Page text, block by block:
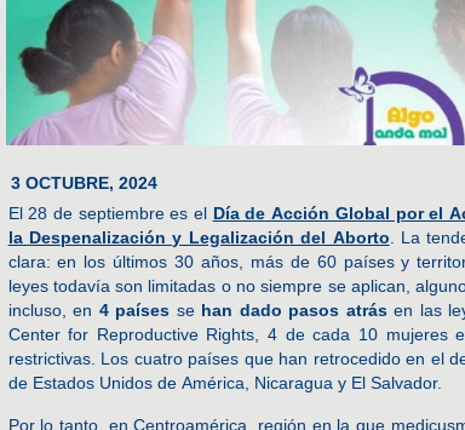
3 OCTUBRE, 2024
El 28 de septiembre es el Día de Acción Global por el
la Despenalización y Legalización del Aborto . La
clara: en los últimos 30 años, más de 60 países y
leyes todavía son limitadas o no siempre se aplican,
incluso, en 4 países sehan dado pasos atrásen las
Center for Reproductive Rights, 4 de cada 10 mujeres
restrictivas. Los cuatro países que han retrocedido en el
de Estados Unidos de América, Nicaragua y El Salvador.
Por lo tanto, en Centroamérica, región en la que